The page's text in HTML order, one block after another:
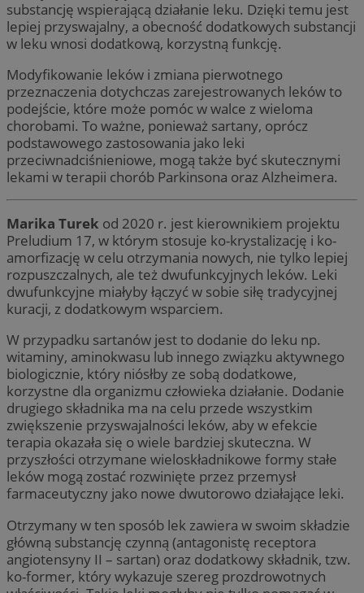
substancję wspierającą działanie leku. Dzięki temu jest
lepiej przyswajalny, a obecność dodatkowych substancji
w leku wnosi dodatkową, korzystną funkcję.
Modyfikowanie leków i zmiana pierwotnego
przeznaczenia dotychczas zarejestrowanych leków to
podejście, które może pomóc w walce z wieloma
chorobami. To ważne, ponieważ sartany, oprócz
podstawowego zastosowania jako leki
przeciwnadciśnieniowe, mogą także być skutecznymi
lekami w terapii chorób Parkinsona oraz Alzheimera.
Marika Turek od 2020 r. jest kierownikiem projektu
Preludium 17, w którym stosuje ko-krystalizację i ko-
amorfizację w celu otrzymania nowych, nie tylko lepiej
rozpuszczalnych, ale też dwufunkcyjnych leków. Leki
dwufunkcyjne miałyby łączyć w sobie siłę tradycyjnej
kuracji, z dodatkowym wsparciem.
W przypadku sartanów jest to dodanie do leku np.
witaminy, aminokwasu lub innego związku aktywnego
biologicznie, który niósłby ze sobą dodatkowe,
korzystne dla organizmu człowieka działanie. Dodanie
drugiego składnika ma na celu przede wszystkim
zwiększenie przyswajalności leków, aby w efekcie
terapia okazała się o wiele bardziej skuteczna. W
przyszłości otrzymane wieloskładnikowe formy stałe
leków mogą zostać rozwinięte przez przemysł
farmaceutyczny jako nowe dwutorowo działające leki.
Otrzymany w ten sposób lek zawiera w swoim składzie
główną substancję czynną (antagonistę receptora
angiotensyny II – sartan) oraz dodatkowy składnik, tzw.
ko-former, który wykazuje szereg prozdrowotnych